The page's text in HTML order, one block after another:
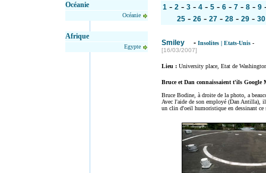
Océanie
Océanie
Afrique
Egypte
1 - 2 - 3 - 4 - 5 - 6 - 7 - 8 - 9
25- 26- 27- 28- 29- 30
Smiley - Insolites | Etats-Unis -
[16/03/2007]
Lieu : University place, Etat de
Bruce et Dan connaissaient t'ils Google
Bruce Bodine, à droite de la photo, a
Avec l'aide de son employé (Dan Antilla),
un clin d'oeil humoristique en dessinant ce